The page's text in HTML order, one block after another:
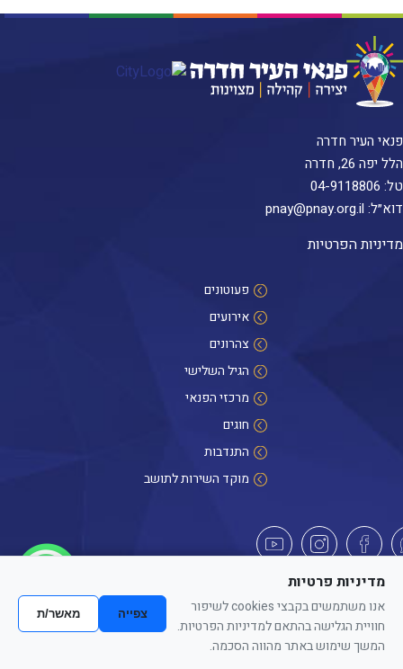
פנאי העיר חדרה
הלל יפה 26, חדרה
טל: 04-9118806
דוא״ל: pnay@pnay.org.il
מדיניות הפרטיות
פעוטונים
אירועים
צהרונים
הגיל השלישי
מרכזי הפנאי
חוגים
התנדבות
מוקד השירות לתושב
כל הזכויות שמורות לפנאי העיר חדרה. האתר מספק מידע כללי בלבד. הנוסח המחייב
הוא זה הקבוע בהוראות הדין הרלוונטיות והתקפות.
אתריקס פיתוח מערכות מידע
מדיניות פרטיות
אנו משתמשים בקבצי cookies לשיפור
חוויית הגלישה בהתאם למדיניות הפרטיות.
המשך שימוש באתר מהווה הסכמה.
צפייה מאשר/ת